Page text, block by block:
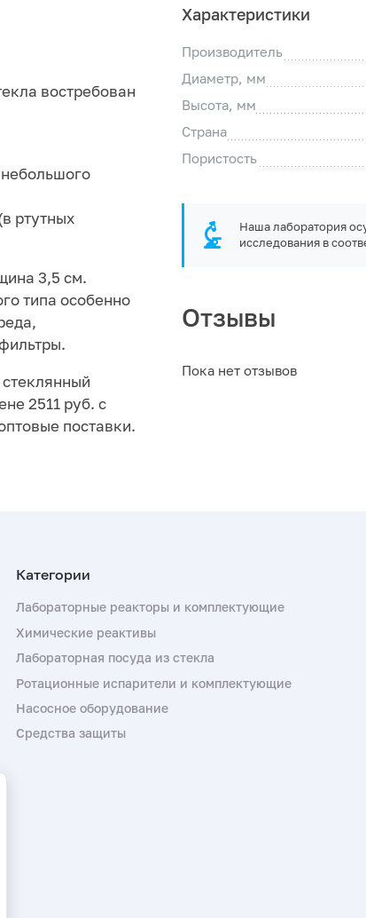
востребован
ртутных
3,5 см.
типа особенно
2511 руб. с
поставки.
Характеристики
Производитель
Диаметр, мм
Высота, мм
Страна
Пористость
Наша лаборатория
исследования в
Отзывы
Пока нет отзывов
Лабораторные реакторы и комплектующие
Химические реактивы
Лабораторная посуда из стекла
Ротационные испарители и комплектующие
Насосное оборудование
Средства защиты